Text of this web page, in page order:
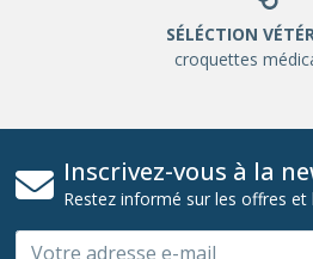
SÉLÉCTION
croquettes
Inscrivez-vous à la
Restez informé sur les offres
Email